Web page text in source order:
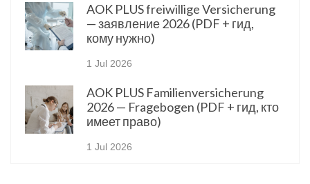
AOK PLUS freiwillige Versicherung
— заявление 2026 (PDF + гид,
кому нужно)
1 Jul 2026
AOK PLUS Familienversicherung
2026 — Fragebogen (PDF + гид, кто
имеет право)
1 Jul 2026